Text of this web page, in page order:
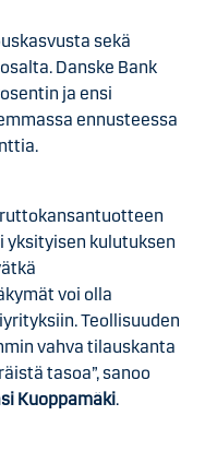
sekä
Danske Bank
ja ensi
ennusteessa
yksityisen kulutuksen
voi olla
Teollisuuden
vahva tilauskanta
tasoa”, sanoo
Kuoppamäki.